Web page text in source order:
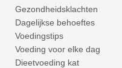
Gezondheidsklachten
Dagelijkse behoeftes
Voedingstips
Voeding voor elke dag
Dieetvoeding kat